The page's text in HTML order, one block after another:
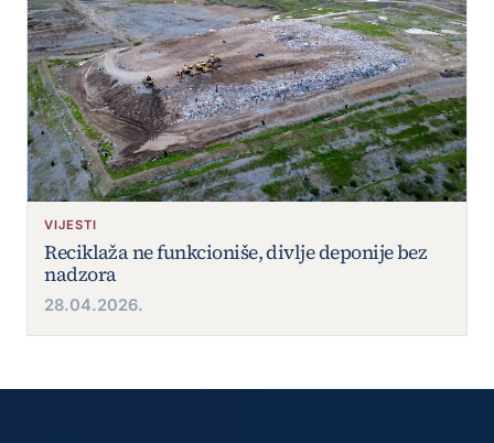
VIJESTI
Reciklaža ne funkcioniše, divlje deponije bez
nadzora
28.04.2026.